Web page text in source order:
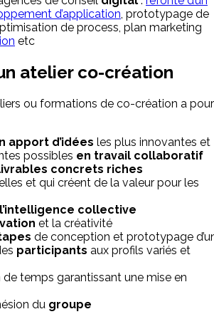
d’application, prototypage de
de process, plan marketing
etc
atelier co-création
ou formations de co-création a pour
apport d’idées les plus innovantes et
possibles en travail collaboratif
concrets riches
et qui créent de la valeur pour les
intelligence collective
et la créativité
de conception et prototypage
participants aux profils variés et
de temps garantissant une mise en
du groupe